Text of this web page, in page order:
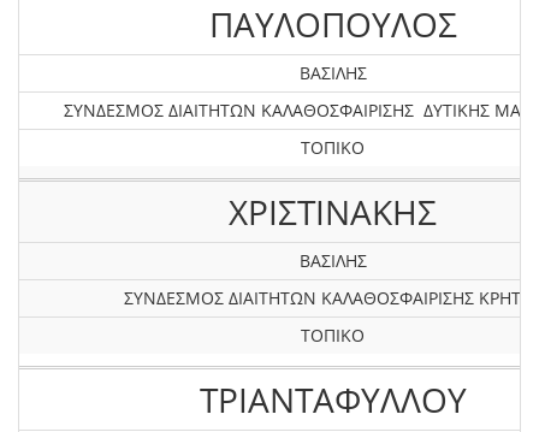
ΠΑΥΛΟΠΟΥΛΟΣ
ΒΑΣΙΛΗΣ
ΣΥΝΔΕΣΜΟΣ ΔΙΑΙΤΗΤΩΝ ΚΑΛΑΘΟΣΦΑΙΡΙΣΗΣ ΔΥΤΙΚΗΣ
ΤΟΠΙΚΟ
ΧΡΙΣΤΙΝΑΚΗΣ
ΒΑΣΙΛΗΣ
ΣΥΝΔΕΣΜΟΣ ΔΙΑΙΤΗΤΩΝ ΚΑΛΑΘΟΣΦΑΙΡΙΣΗΣ
ΤΟΠΙΚΟ
ΤΡΙΑΝΤΑΦΥΛΛΟΥ